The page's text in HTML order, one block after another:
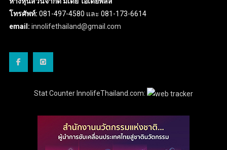
โทรศัพท์: 081-497-4580 และ 081-173-6614
email: innolifethailand@gmail.com
Stat Counter InnolifeThailand.com: